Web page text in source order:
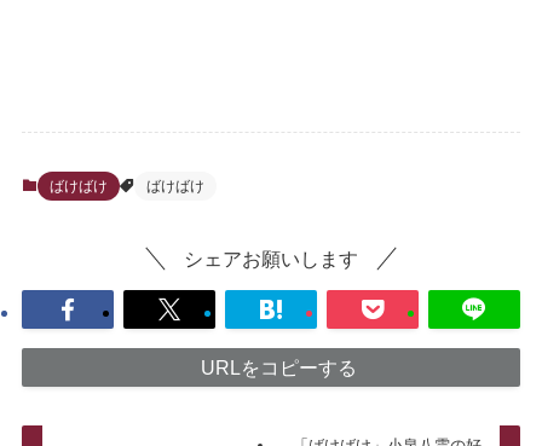
ばけばけ ばけばけ
シェアお願いします
URLをコピーする